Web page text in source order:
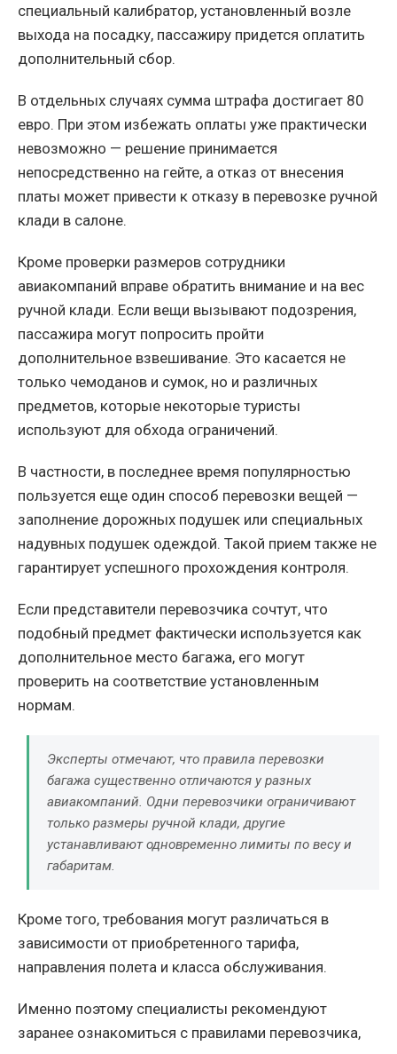
специальный калибратор, установленный возле
выхода на посадку, пассажиру придется оплатить
дополнительный сбор.
В отдельных случаях сумма штрафа достигает 80
евро. При этом избежать оплаты уже практически
невозможно — решение принимается
непосредственно на гейте, а отказ от внесения
платы может привести к отказу в перевозке ручной
клади в салоне.
Кроме проверки размеров сотрудники
авиакомпаний вправе обратить внимание и на вес
ручной клади. Если вещи вызывают подозрения,
пассажира могут попросить пройти
дополнительное взвешивание. Это касается не
только чемоданов и сумок, но и различных
предметов, которые некоторые туристы
используют для обхода ограничений.
В частности, в последнее время популярностью
пользуется еще один способ перевозки вещей —
заполнение дорожных подушек или специальных
надувных подушек одеждой. Такой прием также не
гарантирует успешного прохождения контроля.
Если представители перевозчика сочтут, что
подобный предмет фактически используется как
дополнительное место багажа, его могут
проверить на соответствие установленным
нормам.
Эксперты отмечают, что правила перевозки
багажа существенно отличаются у разных
авиакомпаний. Одни перевозчики ограничивают
только размеры ручной клади, другие
устанавливают одновременно лимиты по весу и
габаритам.
Кроме того, требования могут различаться в
зависимости от приобретенного тарифа,
направления полета и класса обслуживания.
Именно поэтому специалисты рекомендуют
заранее ознакомиться с правилами перевозчика,